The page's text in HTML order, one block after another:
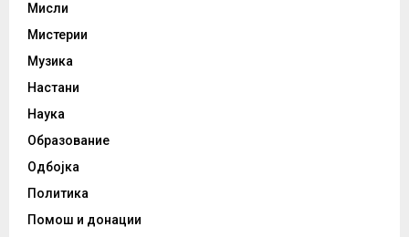
Мисли
Мистерии
Музика
Настани
Наука
Образование
Одбојка
Политика
Помош и донации